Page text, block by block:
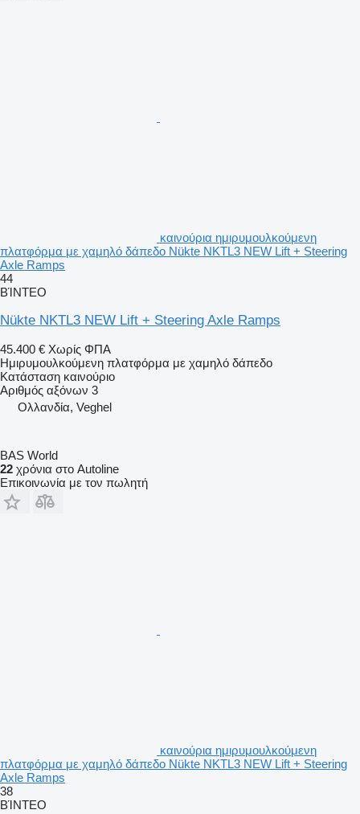
καινούρια ημιρυμουλκούμενη
πλατφόρμα με χαμηλό δάπεδο Nükte NKTL3 NEW Lift + Steering
Axle Ramps
44
ΒΊΝΤΕΟ
Nükte NKTL3 NEW Lift + Steering Axle Ramps
45.400 € Χωρίς ΦΠΑ
Ημιρυμουλκούμενη πλατφόρμα με χαμηλό δάπεδο
Κατάσταση καινούριο
Αριθμός αξόνων 3
Ολλανδία, Veghel
BAS World
22 χρόνια στο Autoline
Επικοινωνία με τον πωλητή
καινούρια ημιρυμουλκούμενη
πλατφόρμα με χαμηλό δάπεδο Nükte NKTL3 NEW Lift + Steering
Axle Ramps
38
ΒΊΝΤΕΟ